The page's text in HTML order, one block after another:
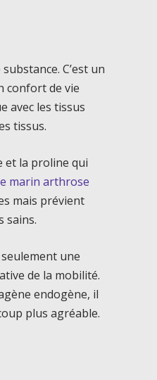
C’est un
confort de vie
avec les tissus
tissus.
et la proline qui
marin arthrose
mais prévient
sains.
une
de la mobilité.
endogène, il
plus agréable.